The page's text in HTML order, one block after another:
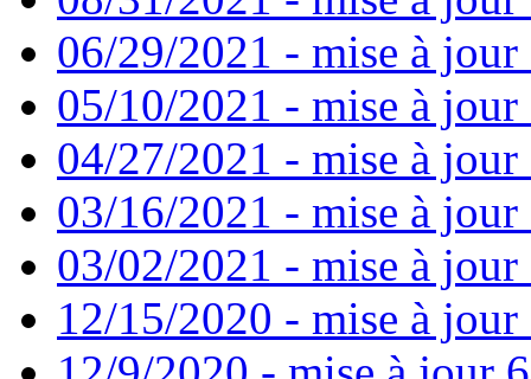
06/29/2021 - mise à jour
05/10/2021 - mise à jour
04/27/2021 - mise à jour
03/16/2021 - mise à jour
03/02/2021 - mise à jour
12/15/2020 - mise à jour